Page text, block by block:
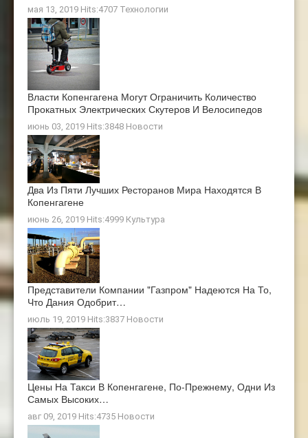
мая 13, 2019 Hits:4707 Технологии
Власти Копенгагена Могут Ограничить Количество
Прокатных Электрических Скутеров И Велосипедов
июнь 03, 2019 Hits:3848 Новости
Два Из Пяти Лучших Ресторанов Мира Находятся В
Копенгагене
июнь 26, 2019 Hits:4999 Культура
Представители Компании "Газпром" Надеются На То,
Что Дания Одобрит…
июль 19, 2019 Hits:3837 Новости
Цены На Такси В Копенгагене, По-Прежнему, Одни Из
Самых Высоких…
авг 09, 2019 Hits:4735 Новости